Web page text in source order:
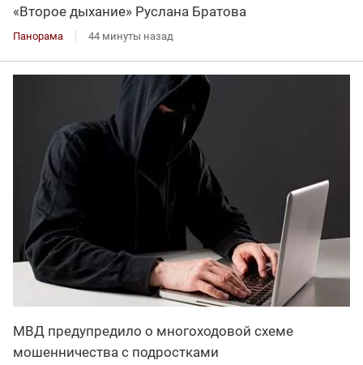
«Второе дыхание» Руслана Братова
Панорама 44 минуты назад
МВД предупредило о многоходовой схеме
мошенничества с подростками